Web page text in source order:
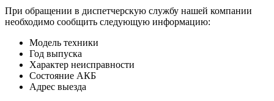
При обращении в диспетчерскую службу нашей компании
необходимо сообщить следующую информацию:
Модель техники
Год выпуска
Характер неисправности
Состояние АКБ
Адрес выезда